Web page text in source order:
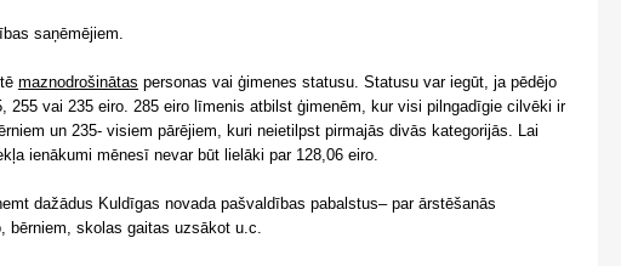
saņēmējiem.
maznodrošinātas personas vai ģimenes statusu. Statusu var iegūt, ja pēdējo
vai 235 eiro. 285 eiro līmenis atbilst ģimenēm, kur visi pilngadīgie cilvēki ir
un 235- visiem pārējiem, kuri neietilpst pirmajās divās kategorijās. Lai
ienākumi mēnesī nevar būt lielāki par 128,06 eiro.
dažādus Kuldīgas novada pašvaldības pabalstus– par ārstēšanās
bērniem, skolas gaitas uzsākot u.c.